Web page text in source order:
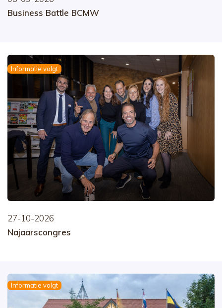
Business Battle BCMW
Informatie volgt
27-10-2026
Najaarscongres
Informatie volgt